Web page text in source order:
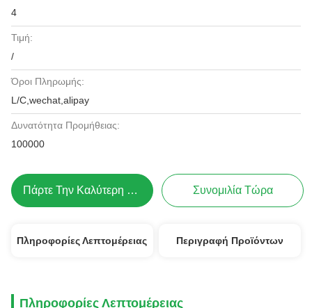
4
Τιμή:
/
Όροι Πληρωμής:
L/C,wechat,alipay
Δυνατότητα Προμήθειας:
100000
Πάρτε Την Καλύτερη Τιμή Συνομιλία Τώρα
Πληροφορίες Λεπτομέρειας Περιγραφή Προϊόντων
Πληροφορίες Λεπτομέρειας